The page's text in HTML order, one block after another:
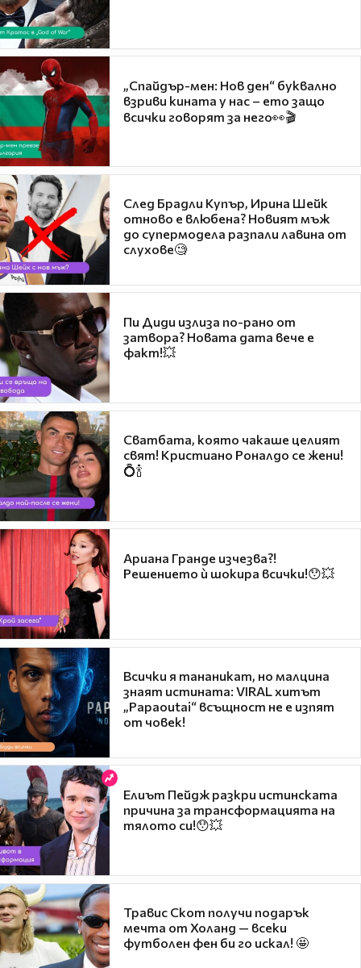
„Спайдър-мен: Нов ден“ буквално
взриви кината у нас – ето защо
всички говорят за него👀🎬
След Брадли Купър, Ирина Шейк
отново е влюбена? Новият мъж
до супермодела разпали лавина от
слухове🧐
Пи Диди излиза по-рано от
затвора? Новата дата вече е
факт!💥
Сватбата, която чакаше целият
свят! Кристиано Роналдо се жени!
💍🍾
Ариана Гранде изчезва?!
Решението ѝ шокира всички!😯💥
Всички я тананикат, но малцина
знаят истината: VIRAL хитът
„Papaoutai“ всъщност не е изпят
от човек!
Елиът Пейдж разкри истинската
причина за трансформацията на
тялото си!😯💥
Травис Скот получи подарък
мечта от Холанд — всеки
футболен фен би го искал! 🤩